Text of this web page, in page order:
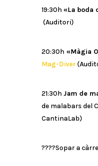
19:30h «La boda
(Auditori)
20:30h «Màgia
Mag-Diver
21:30h Jam de
de malabars del
CantinaLab)
????Sopar a